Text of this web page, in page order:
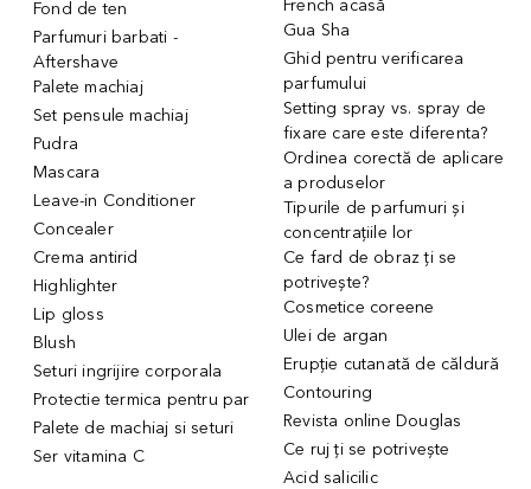
Fond de ten
Parfumuri barbati -
Aftershave
Palete machiaj
Set pensule machiaj
Pudra
Mascara
Leave-in Conditioner
Concealer
Crema antirid
Highlighter
Lip gloss
Blush
Seturi ingrijire corporala
Protectie termica pentru par
Palete de machiaj si seturi
Ser vitamina C
French acasă
Gua Sha
Ghid pentru verificarea
parfumului
Setting spray vs. spray de
fixare care este diferenta?
Ordinea corectă de aplicare
a produselor
Tipurile de parfumuri și
concentrațiile lor
Ce fard de obraz ți se
potrivește?
Cosmetice coreene
Ulei de argan
Erupție cutanată de căldură
Contouring
Revista online Douglas
Ce ruj ți se potrivește
Acid salicilic